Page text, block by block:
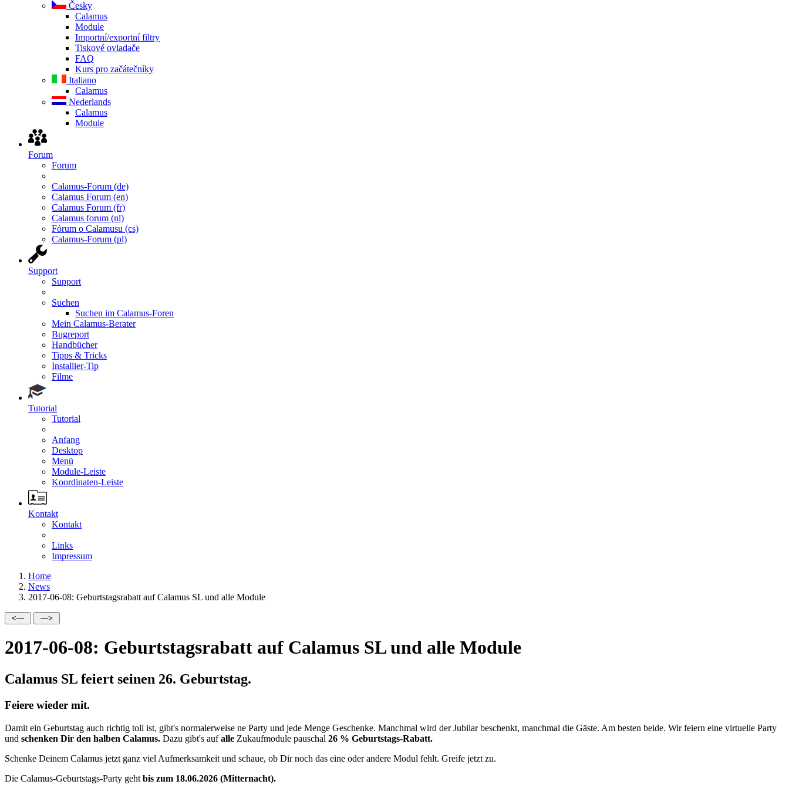
Česky
Calamus
Module
Importní/exportní filtry
Tiskové ovladače
FAQ
Kurs pro začátečníky
Italiano
Calamus
Nederlands
Calamus
Module
Forum
Forum
Calamus-Forum (de)
Calamus Forum (en)
Calamus Forum (fr)
Calamus forum (nl)
Fórum o Calamusu (cs)
Calamus-Forum (pl)
Support
Support
Suchen
Suchen im Calamus-Foren
Mein Calamus-Berater
Bugreport
Handbücher
Tipps & Tricks
Installier-Tip
Filme
Tutorial
Tutorial
Anfang
Desktop
Menü
Module-Leiste
Koordinaten-Leiste
Kontakt
Kontakt
Links
Impressum
Home
News
2017-06-08: Geburtstagsrabatt auf Calamus SL und alle Module
2017-06-08: Geburtstagsrabatt auf Calamus SL und alle Module
Calamus SL feiert seinen 26. Geburtstag.
Feiere wieder mit.
Damit ein Geburtstag auch richtig toll ist, gibt's normalerweise ne Party und jede Menge Geschenke. Manchmal wird der Jubilar beschenkt, manchmal die Gäste. Am besten beide. Wir feiern eine virtuelle Party
und schenken Dir den halben Calamus. Dazu gibt's aufalle Zukaufmodule pauschal 26 % Geburtstags-Rabatt.
Schenke Deinem Calamus jetzt ganz viel Aufmerksamkeit und schaue, ob Dir noch das eine oder andere Modul fehlt. Greife jetzt zu.
Die Calamus-Geburtstags-Party geht bis zum 18.06.2026 (Mitternacht).